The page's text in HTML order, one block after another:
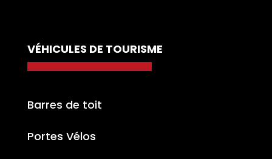
VÉHICULES DE TOURISME
Barres de toit
Portes Vélos